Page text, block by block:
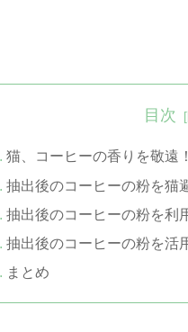
目次
猫、コーヒーの香りを敬遠！
抽出後のコーヒーの粉を猫
抽出後のコーヒーの粉を利
抽出後のコーヒーの粉を活
まとめ